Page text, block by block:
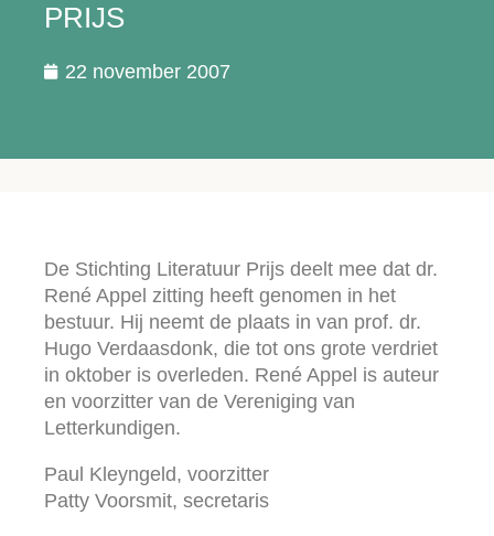
PRIJS
22 november 2007
De Stichting Literatuur Prijs deelt mee dat dr.
René Appel zitting heeft genomen in het
bestuur. Hij neemt de plaats in van prof. dr.
Hugo Verdaasdonk, die tot ons grote verdriet
in oktober is overleden. René Appel is auteur
en voorzitter van de Vereniging van
Letterkundigen.
Paul Kleyngeld, voorzitter
Patty Voorsmit, secretaris